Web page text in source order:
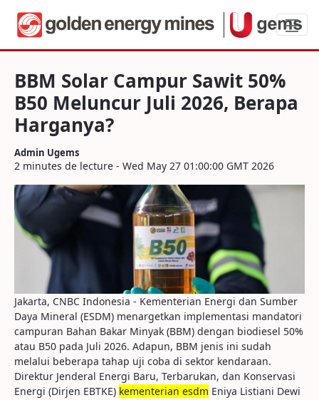
BBM Solar Campur Sawit 50% B50
BBM Solar Campur Sawit 50%
B50 Meluncur Juli 2026, Berapa
Harganya?
Admin Ugems
2 minutes de lecture - Wed May 27 01:00:00 GMT 2026
Jakarta, CNBC Indonesia - Kementerian Energi dan Sumber
Daya Mineral (ESDM) menargetkan implementasi mandatori
campuran Bahan Bakar Minyak (BBM) dengan biodiesel 50%
atau B50 pada Juli 2026. Adapun, BBM jenis ini sudah
melalui beberapa tahap uji coba di sektor kendaraan.
Direktur Jenderal Energi Baru, Terbarukan, dan Konservasi
Energi (Dirjen EBTKE) kementerian esdm Eniya Listiani Dewi